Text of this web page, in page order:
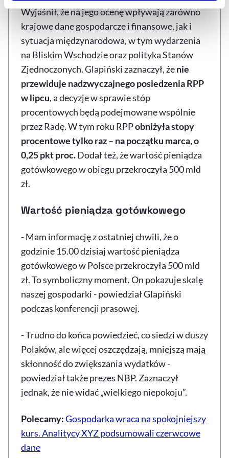
naszejPolityce Prywatności.
Wyjaśnił, że na jego ocenę wpływają zarówno
krajowe dane gospodarcze i finansowe, jak i
sytuacja międzynarodowa, w tym wydarzenia
na Bliskim Wschodzie oraz polityka Stanów
Zjednoczonych. Glapiński zaznaczył, żenie
przewiduje nadzwyczajnego posiedzenia RPP
w lipcu, a decyzje w sprawie stóp
procentowych będą podejmowane wspólnie
przez Radę. W tym roku RPPobniżyła stopy
procentowe tylko raz – na początku marca, o
0,25 pkt proc.Dodał też, że wartość pieniądza
gotówkowego w obiegu przekroczyła 500 mld
zł.
Wartość pieniądza gotówkowego
- Mam informację z ostatniej chwili, że o
godzinie 15.00 dzisiaj wartość pieniądza
gotówkowego w Polsce przekroczyła 500 mld
zł. To symboliczny moment. On pokazuje skalę
naszej gospodarki - powiedział Glapiński
podczas konferencji prasowej.
- Trudno do końca powiedzieć, co siedzi w duszy
Polaków, ale więcej oszczędzają, mniejszą mają
skłonność do zwiększania wydatków -
powiedział także prezes NBP. Zaznaczył
jednak, że nie widać „wielkiego niepokoju”.
Polecamy:Gospodarka wraca na spokojniejszy
kurs. Analitycy XYZ podsumowali czerwcowe
dane